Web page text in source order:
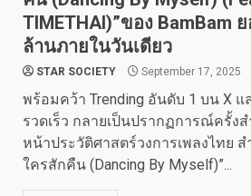
TIMETHAI)”ของ BamBam
ล้านภายในวันเดียว
STAR SOCIETY September 17, 2025
พร้อมคว้า Trending อันดับ 1 บน X แล
รวดเร็ว กลายเป็นปรากฏการณ์ครั้
หน้าประวัติศาสตร์วงการเพลงไทย ส
ใครสักคืน (Dancing By Myself)”...